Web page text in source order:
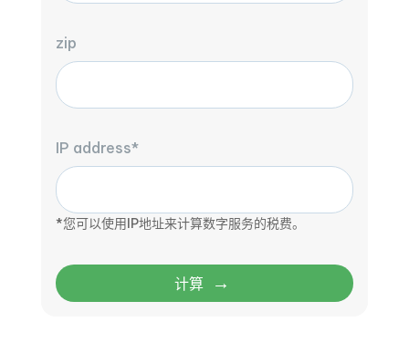
zip
IP address*
*您可以使用IP地址来计算数字服务的税费。
计算 →